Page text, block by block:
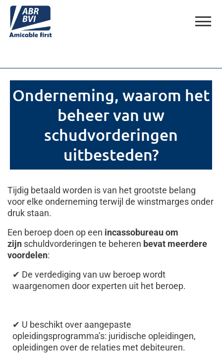
Onderneming, waarom het
beheer van uw
schudvorderingen
uitbesteden?
Tijdig betaald worden is van het grootste belang
voor elke onderneming terwijl de winstmarges onder
druk staan.
Een beroep doen op een incassobureau om
zijn schuldvorderingen te beheren bevat meerdere
voordelen:
✔ De verdediging van uw beroep wordt
waargenomen door experten uit het beroep.
✔ U beschikt over aangepaste
opleidingsprogramma’s: juridische opleidingen,
opleidingen over de relaties met debiteuren.